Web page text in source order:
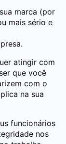
marca (por
mais sério e
atingir com
que você
com o
na sua
funcionários
nos